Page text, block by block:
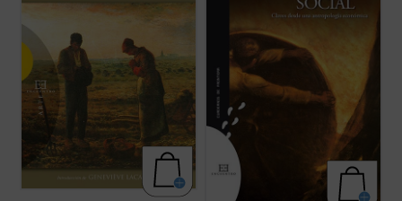
sociedad ...(ver ficha)